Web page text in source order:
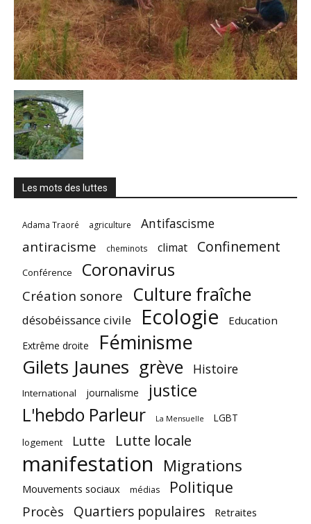
Les mots des luttes
Adama Traoré agriculture Antifascisme
antiracisme cheminots climat Confinement
Conférence Coronavirus
Création sonore Culture fraîche
désobéissance civile Ecologie Education
Extrême droite Féminisme
Gilets Jaunes grève Histoire
International journalisme justice
L'hebdo Parleur La Mensuelle
LGBT
logement
Lutte Lutte locale
manifestation Migrations
Mouvements sociaux médias Politique
Procès Quartiers populaires Retraites